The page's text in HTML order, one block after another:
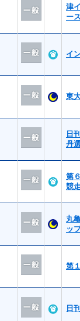
津
ー
イ
東
日
丹
第
競
丸
ッ
第
日